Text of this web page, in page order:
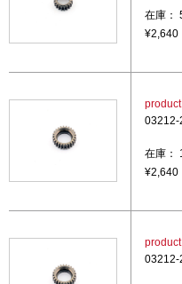
在庫：
¥2,640
03212-
在庫： 1
¥2,640
03212-